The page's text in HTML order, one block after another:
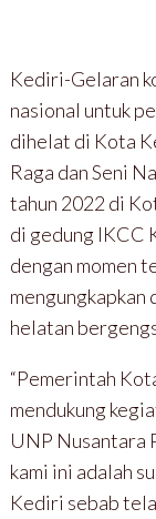
Kediri-Gelaran
nasional untuk
dihelat di Kota
Raga dan Seni
tahun 2022 di
di gedung IKCC
dengan momen
helatan
“Pemerintah
mendukung
UNP Nusantara
kami ini adalah
Kediri sebab